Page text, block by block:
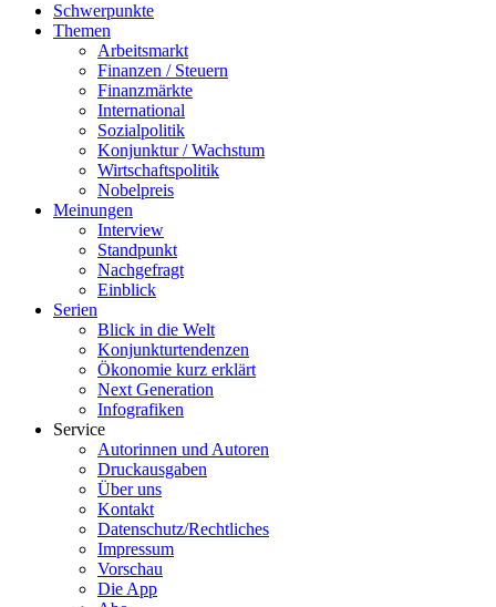
Schwerpunkte
Themen
Arbeitsmarkt
Finanzen / Steuern
Finanzmärkte
International
Sozialpolitik
Konjunktur / Wachstum
Wirtschaftspolitik
Nobelpreis
Meinungen
Interview
Standpunkt
Nachgefragt
Einblick
Serien
Blick in die Welt
Konjunkturtendenzen
Ökonomie kurz erklärt
Next Generation
Infografiken
Service
Autorinnen und Autoren
Druckausgaben
Über uns
Kontakt
Datenschutz/Rechtliches
Impressum
Vorschau
Die App